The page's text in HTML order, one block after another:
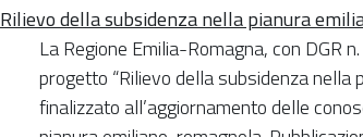
Rilievo della subsidenza nella pianura
La Regione Emilia-Romagna, con DGR
progetto “Rilievo della subsidenza
finalizzato all’aggiornamento delle